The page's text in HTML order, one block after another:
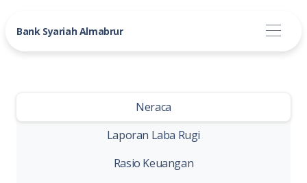
Bank Syariah Almabrur
Neraca
Laporan Laba Rugi
Rasio Keuangan
-